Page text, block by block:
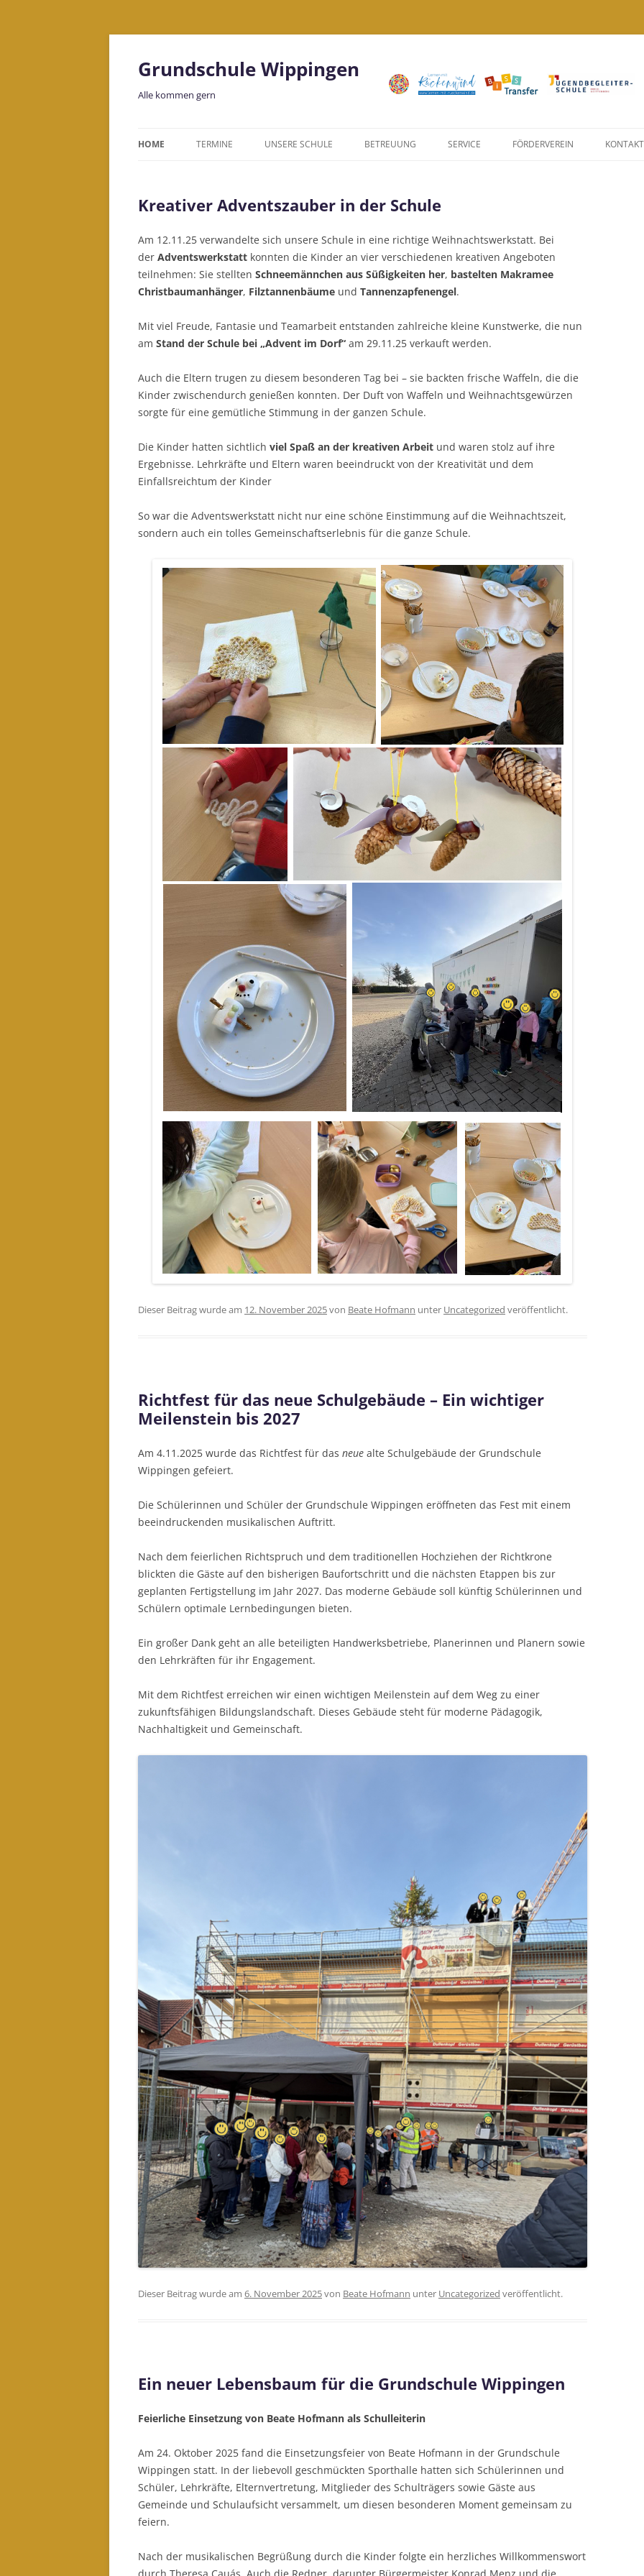
Grundschule Wippingen
Alle kommen gern
HOME TERMINE UNSERE SCHULE
KOLLEGIUM
BILDUNGSHAUS
BETREUUNG
NACHMITTAGSANGEBOTE
JUGENDBEGLEITERPROGRAMM
WIR SIND EINE
JUGENDBEGLEITERSCHULE!
SERVICE
DATENSCHUTZERKLÄRUNG
FÖRDERVEREIN KONTAKT
Kreativer Adventszauber in der Schule
Am 12.11.25 verwandelte sich unsere Schule in eine richtige Weihnachtswerkstatt. Bei
der Adventswerkstatt konnten die Kinder an vier verschiedenen kreativen Angeboten
teilnehmen: Sie stellten Schneemännchen aus Süßigkeiten her, bastelten Makramee
Christbaumanhänger, Filztannenbäume und Tannenzapfenengel.
Mit viel Freude, Fantasie und Teamarbeit entstanden zahlreiche kleine Kunstwerke, die nun
am Stand der Schule bei „Advent im Dorf“ am 29.11.25 verkauft werden.
Auch die Eltern trugen zu diesem besonderen Tag bei – sie backten frische Waffeln, die die
Kinder zwischendurch genießen konnten. Der Duft von Waffeln und Weihnachtsgewürzen
sorgte für eine gemütliche Stimmung in der ganzen Schule.
Die Kinder hatten sichtlich viel Spaß an der kreativen Arbeit und waren stolz auf ihre
Ergebnisse. Lehrkräfte und Eltern waren beeindruckt von der Kreativität und dem
Einfallsreichtum der Kinder
So war die Adventswerkstatt nicht nur eine schöne Einstimmung auf die Weihnachtszeit,
sondern auch ein tolles Gemeinschaftserlebnis für die ganze Schule.
Dieser Beitrag wurde am 12. November 2025von Beate Hofmann unter Uncategorized veröffentlicht.
Richtfest für das neue Schulgebäude – Ein wichtiger
Meilenstein bis 2027
Am 4.11.2025 wurde das Richtfest für das neue alte Schulgebäude der Grundschule
Wippingen gefeiert.
Die Schülerinnen und Schüler der Grundschule Wippingen eröffneten das Fest mit einem
beeindruckenden musikalischen Auftritt.
Nach dem feierlichen Richtspruch und dem traditionellen Hochziehen der Richtkrone
blickten die Gäste auf den bisherigen Baufortschritt und die nächsten Etappen bis zur
geplanten Fertigstellung im Jahr 2027. Das moderne Gebäude soll künftig Schülerinnen und
Schülern optimale Lernbedingungen bieten.
Ein großer Dank geht an alle beteiligten Handwerksbetriebe, Planerinnen und Planern sowie
den Lehrkräften für ihr Engagement.
Mit dem Richtfest erreichen wir einen wichtigen Meilenstein auf dem Weg zu einer
zukunftsfähigen Bildungslandschaft. Dieses Gebäude steht für moderne Pädagogik,
Nachhaltigkeit und Gemeinschaft.
Dieser Beitrag wurde am 6. November 2025von Beate Hofmann unter Uncategorized veröffentlicht.
Ein neuer Lebensbaum für die Grundschule Wippingen
Feierliche Einsetzung von Beate Hofmann als Schulleiterin
Am 24. Oktober 2025 fand die Einsetzungsfeier von Beate Hofmann in der Grundschule
Wippingen statt. In der liebevoll geschmückten Sporthalle hatten sich Schülerinnen und
Schüler, Lehrkräfte, Elternvertretung, Mitglieder des Schulträgers sowie Gäste aus
Gemeinde und Schulaufsicht versammelt, um diesen besonderen Moment gemeinsam zu
feiern.
Nach der musikalischen Begrüßung durch die Kinder folgte ein herzliches Willkommenswort